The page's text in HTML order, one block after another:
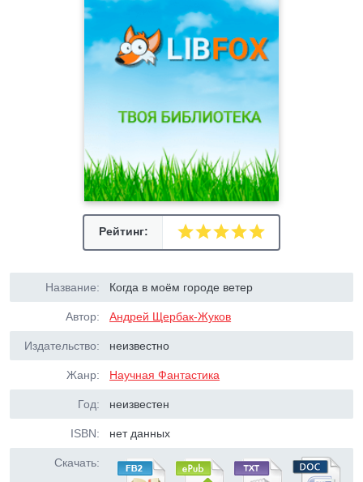
Рейтинг:
Название: Когда в моём городе ветер
Автор: Андрей Щербак-Жуков
Издательство: неизвестно
Жанр: Научная Фантастика
Год: неизвестен
ISBN: нет данных
Скачать: